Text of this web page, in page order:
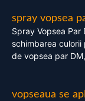
spray vopsea
Spray Vopsea
schimbarea culorii
de vopsea par
vopseaua se